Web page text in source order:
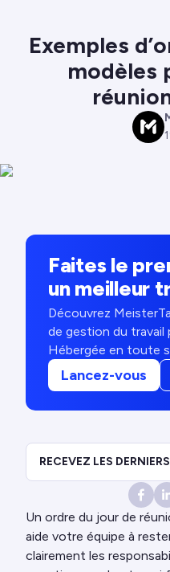
Exemples
modèles
Faites le
un meilleur
Découvrez
de gestion du travail
Hébergée en toute
Lancez-vous
RECEVEZ LES
BOÎTE MAIL.
Un ordre du jour de
aide votre équipe à
clairement les